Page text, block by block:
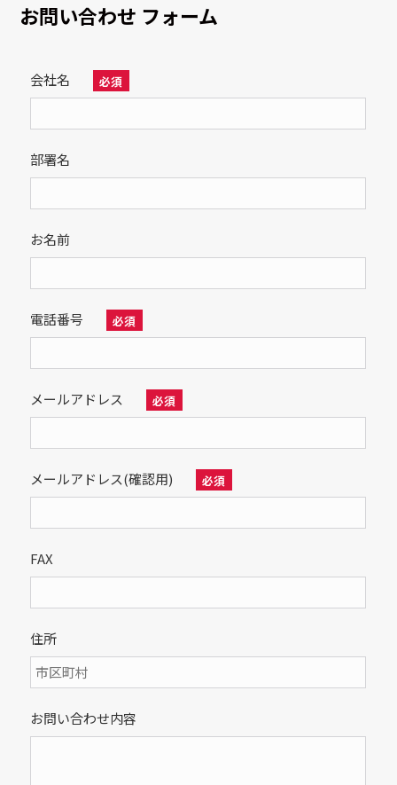
お問い合わせ フォーム
会社名 必須
部署名
お名前
電話番号 必須
メールアドレス 必須
メールアドレス(確認用) 必須
FAX
住所
お問い合わせ内容